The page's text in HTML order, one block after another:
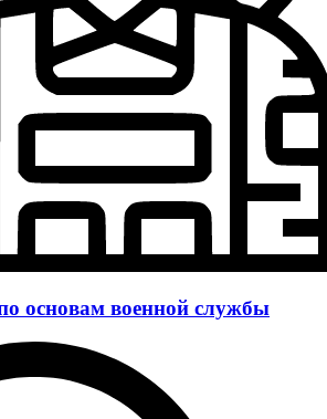
основам военной службы